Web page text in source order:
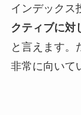
インデックス
クティブに対
と言えます。
非常に向いて